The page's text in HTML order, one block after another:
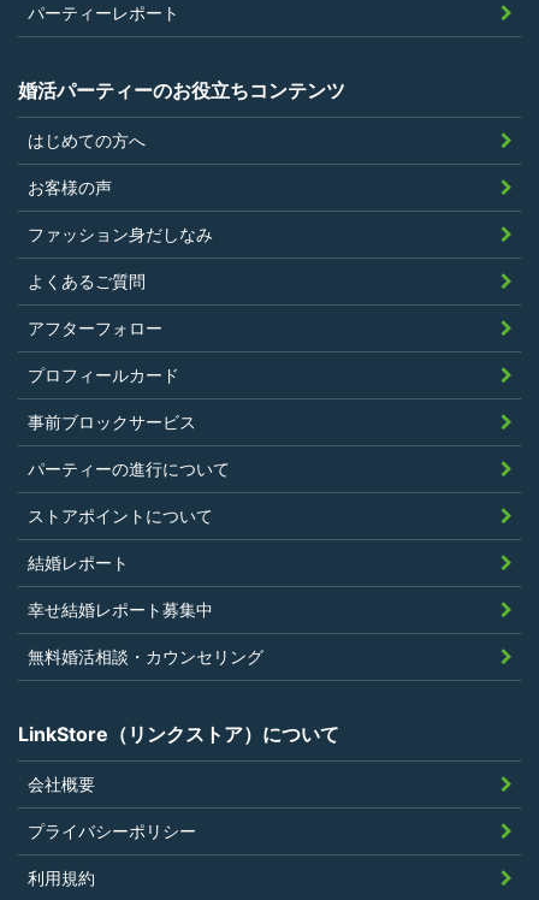
パーティーレポート
婚活パーティーのお役立ちコンテンツ
はじめての方へ
お客様の声
ファッション身だしなみ
よくあるご質問
アフターフォロー
プロフィールカード
事前ブロックサービス
パーティーの進行について
ストアポイントについて
結婚レポート
幸せ結婚レポート募集中
無料婚活相談・カウンセリング
LinkStore（リンクストア）について
会社概要
プライバシーポリシー
利用規約